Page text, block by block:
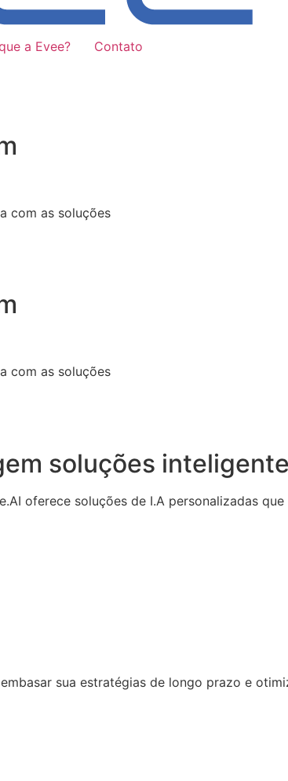
a Evee? Contato
com as soluções
com as soluções
soluções
oferece soluções de I.A personalizadas
sua estratégias de longo prazo e